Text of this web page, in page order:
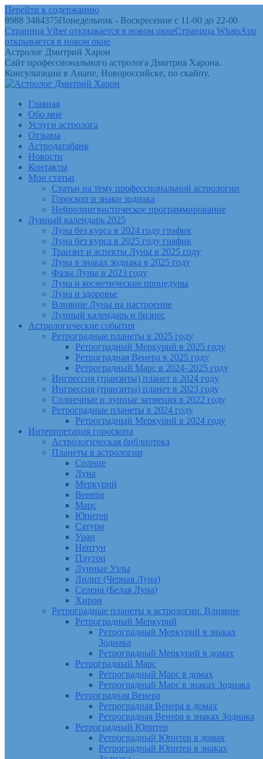
Перейти к содержанию
8988 3484375Понедельник - Воскресение с 11-00 до 22-00
Страница Viber открывается в новом окнеСтраница WhatsApp
открывается в новом окне
Астролог Дмитрий Харон
Сайт профессионального астролога Дмитрия Харона.
Консультации в Анапе, Новороссийске, по скайпу.
Главная
Обо мне
Услуги астролога
Отзывы
Астродатабанк
Новости
Контакты
Мои статьи
Статьи на тему профессиональной астрологии
Гороскоп и знаки зодиака
Нейролингвистическое программирование
Лунный календарь 2025
Луна без курса в 2024 году график
Луна без курса в 2025 году график
Транзит и аспекты Луны в 2025 году
Луна в знаках зодиака в 2025 году
Фазы Луны в 2023 году
Луна и косметические процедуры
Луна и здоровье
Влияние Луны на настроение
Лунный календарь и бизнес
Астрологические события
Ретроградные планеты в 2025 году
Ретроградный Меркурий в 2025 году
Ретроградная Венера в 2025 году
Ретроградный Марс в 2024–2025 году
Ингрессия (транзиты) планет в 2024 году
Ингрессия (транзиты) планет в 2023 году
Солнечные и лунные затмения в 2022 году
Ретроградные планеты в 2024 году
Ретроградный Меркурий в 2024 году
Интерпретация гороскопа
Астрологическая библиотека
Планеты в астрологии
Солнце
Луна
Меркурий
Венера
Марс
Юпитер
Сатурн
Уран
Нептун
Плутон
Лунные Узлы
Лилит (Черная Луна)
Селена (Белая Луна)
Хирон
Ретроградные планеты в астрологии. Влияние
Ретроградный Меркурий
Ретроградный Меркурий в знаках
Зодиака
Ретроградный Меркурий в домах
Ретроградный Марс
Ретроградный Марс в домах
Ретроградный Марс в знаках Зодиака
Ретроградная Венера
Ретроградная Венера в домах
Ретроградная Венера в знаках Зодиака
Ретроградный Юпитер
Ретроградный Юпитер в домах
Ретроградный Юпитер в знаках